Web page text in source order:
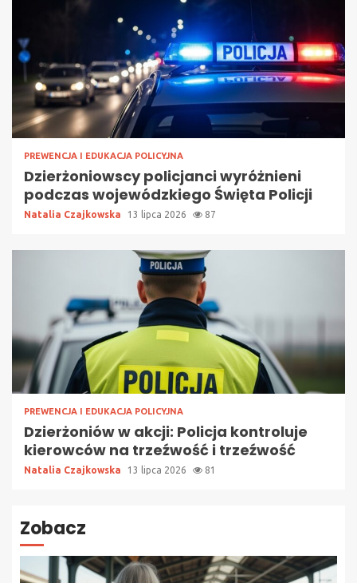
PREWENCJA I EDUKACJA POLICYJNA
Dzierżoniowscy policjanci wyróżnieni
podczas wojewódzkiego Święta Policji
Natalia Czajkowska 13 lipca 2026 87
PREWENCJA I EDUKACJA POLICYJNA
Dzierżoniów w akcji: Policja kontroluje
kierowców na trzeźwość i trzeźwość
Natalia Czajkowska 13 lipca 2026 81
Zobacz